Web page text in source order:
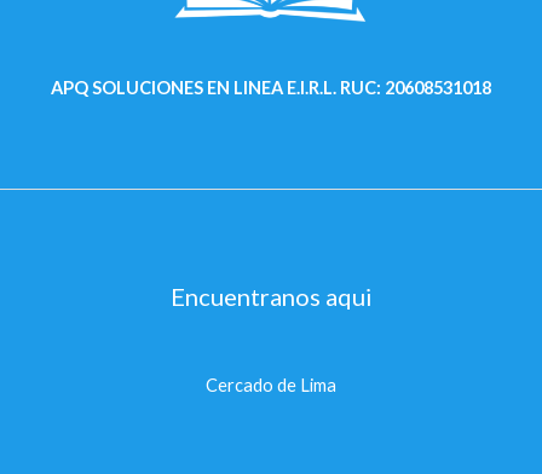
APQ SOLUCIONES EN LINEA E.I.R.L. RUC: 20608531018
Encuentranos aqui
Cercado de Lima